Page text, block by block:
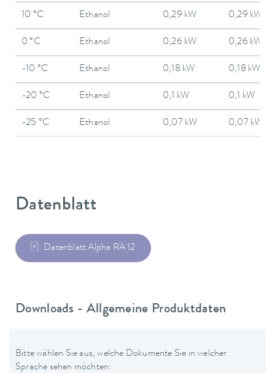
10 °C Ethanol 0,29 kW 0,29 kW
0 °C Ethanol 0,26 kW 0,26 kW
-10 °C Ethanol 0,18 kW 0,18 kW
-20 °C Ethanol 0,1 kW 0,1 kW
-25 °C Ethanol 0,07 kW 0,07 kW
Datenblatt
Datenblatt Alpha RA 12
Downloads - Allgemeine Produktdaten
Bitte wählen Sie aus, welche Dokumente Sie in welcher
Sprache sehen möchten: